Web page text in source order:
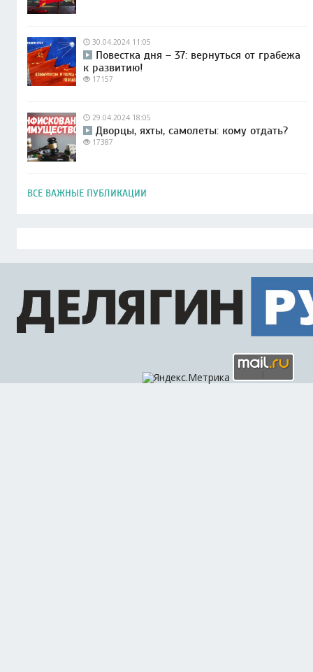
30.04.2024 11:05
Повестка дня – 37: вернуться от грабежа
к развитию!
17157
29.04.2024 18:05
Дворцы, яхты, самолеты: кому отдать?
17387
ВСЕ ВАЖНЫЕ ПУБЛИКАЦИИ